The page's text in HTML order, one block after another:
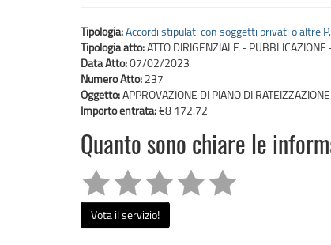
Tipologia:Accordi stipulati con soggetti privati o altre
Tipologia atto:ATTO DIRIGENZIALE -
Data Atto:07/02/2023
Numero Atto: 237
Oggetto:APPROVAZIONE DI PIANO DI
Importo entrata:€8 172.72
Quanto sono chiare le
Vota il servizio!